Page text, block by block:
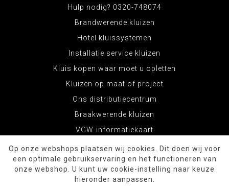
Hulp nodig? 0320-748074
Brandwerende kluizen
Hotel kluissystemen
Installatie service kluizen
Kluis kopen waar moet u opletten
Kluizen op maat of project
Ons distributiecentrum
Braakwerende kluizen
VGW-informatiekaart
Op onze webshops plaatsen wij cookies. Dit doen wij voor
een optimale gebruikservaring en het functioneren van
onze webshop. U kunt uw cookie-instelling naar keuze
hieronder aanpassen.